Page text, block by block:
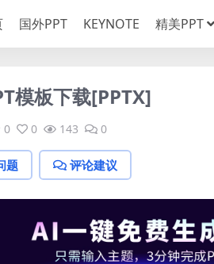
国外PPT KEYNOTE 精美PPT
模板下载[PPTX]
0 0 143 0
题 评论建议